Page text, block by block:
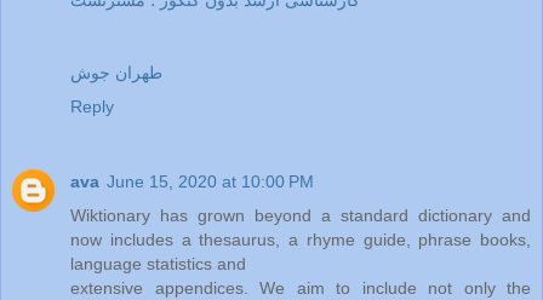
طهران جوش
Reply
ava June 15, 2020 at 10:00 PM
Wiktionary has grown beyond a standard dictionary and
now includes a thesaurus, a rhyme guide, phrase books,
language statistics and
extensive appendices. We aim to include not only the